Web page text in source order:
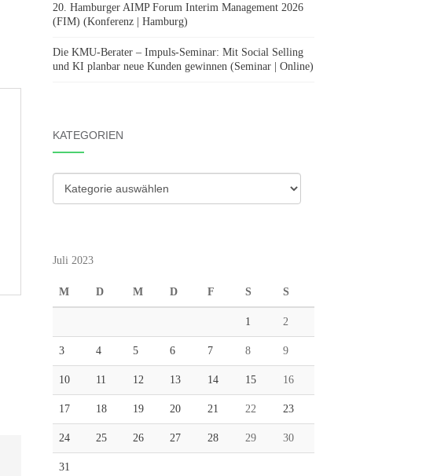
20. Hamburger AIMP Forum Interim Management 2026
(FIM) (Konferenz | Hamburg)
Die KMU-Berater – Impuls-Seminar: Mit Social Selling
und KI planbar neue Kunden gewinnen (Seminar | Online)
KATEGORIEN
Kategorien
Juli 2023
M D M D F S S
1 2
3 4 5 6 7 8 9
10 11 12 13 14 15 16
17 18 19 20 21 22 23
24 25 26 27 28 29 30
31